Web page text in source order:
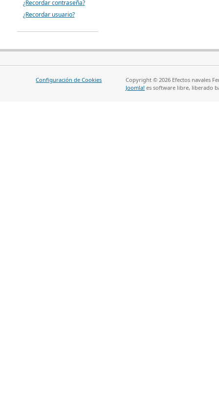
¿Recordar contraseña?
¿Recordar usuario?
Configuración de Cookies
Copyright © 2026 Efectos navales
Joomla! es software libre, liberado